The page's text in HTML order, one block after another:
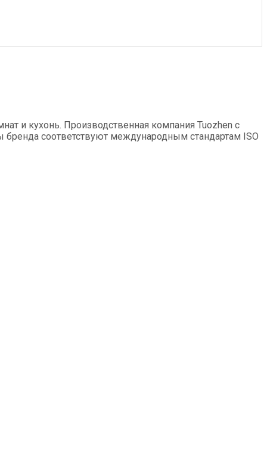
и кухонь. Производственная компания Tuozhen с
соответствуют международным стандартам ISO